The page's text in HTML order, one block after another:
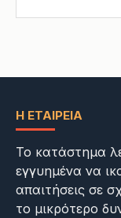
Η ΕΤΑΙΡΕΊΑ
Το κατάστημα
εγγυημένα να
απαιτήσεις σε
το μικρότερο